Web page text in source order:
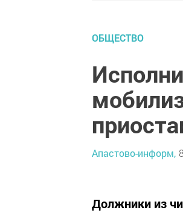
ОБЩЕСТВО
Апастово-информ,
Должники из